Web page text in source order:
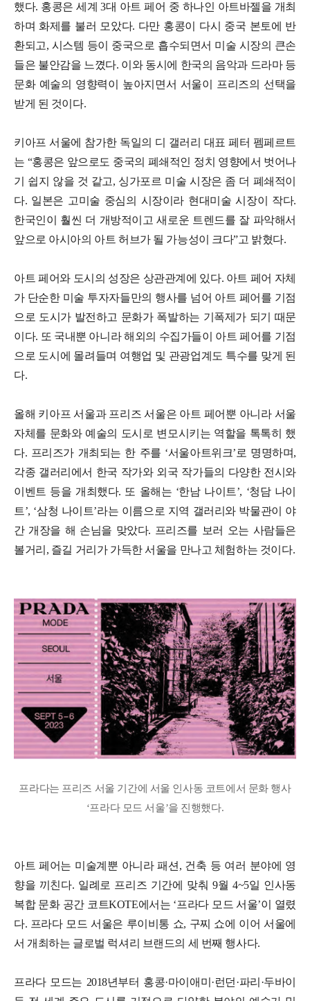
했다. 홍콩은 세계 3대 아트 페어 중 하나인 아트바젤을 개최
하며 화제를 불러 모았다. 다만 홍콩이 다시 중국 본토에 반
환되고, 시스템 등이 중국으로 흡수되면서 미술 시장의 큰손
들은 불안감을 느꼈다. 이와 동시에 한국의 음악과 드라마 등
문화 예술의 영향력이 높아지면서 서울이 프리즈의 선택을
받게 된 것이다.
키아프 서울에 참가한 독일의 디 갤러리 대표 페터 펨페르트
는 “홍콩은 앞으로도 중국의 폐쇄적인 정치 영향에서 벗어나
기 쉽지 않을 것 같고, 싱가포르 미술 시장은 좀 더 폐쇄적이
다. 일본은 고미술 중심의 시장이라 현대미술 시장이 작다.
한국인이 훨씬 더 개방적이고 새로운 트렌드를 잘 파악해서
앞으로 아시아의 아트 허브가 될 가능성이 크다”고 밝혔다.
아트 페어와 도시의 성장은 상관관계에 있다. 아트 페어 자체
가 단순한 미술 투자자들만의 행사를 넘어 아트 페어를 기점
으로 도시가 발전하고 문화가 폭발하는 기폭제가 되기 때문
이다. 또 국내뿐 아니라 해외의 수집가들이 아트 페어를 기점
으로 도시에 몰려들며 여행업 및 관광업계도 특수를 맞게 된
다.
올해 키아프 서울과 프리즈 서울은 아트 페어뿐 아니라 서울
자체를 문화와 예술의 도시로 변모시키는 역할을 톡톡히 했
다. 프리즈가 개최되는 한 주를 ‘서울아트위크’로 명명하며,
각종 갤러리에서 한국 작가와 외국 작가들의 다양한 전시와
이벤트 등을 개최했다. 또 올해는 ‘한남 나이트’, ‘청담 나이
트’, ‘삼청 나이트’라는 이름으로 지역 갤러리와 박물관이 야
간 개장을 해 손님을 맞았다. 프리즈를 보러 오는 사람들은
볼거리, 즐길 거리가 가득한 서울을 만나고 체험하는 것이다.
프라다는 프리즈 서울 기간에 서울 인사동 코트에서 문화 행사
‘프라다 모드 서울’을 진행했다.
아트 페어는 미술계뿐 아니라 패션, 건축 등 여러 분야에 영
향을 끼친다. 일례로 프리즈 기간에 맞춰 9월 4~5일 인사동
복합 문화 공간 코트KOTE에서는 ‘프라다 모드 서울’이 열렸
다. 프라다 모드 서울은 루이비통 쇼, 구찌 쇼에 이어 서울에
서 개최하는 글로벌 럭셔리 브랜드의 세 번째 행사다.
프라다 모드는 2018년부터 홍콩·마이애미·런던·파리·두바이